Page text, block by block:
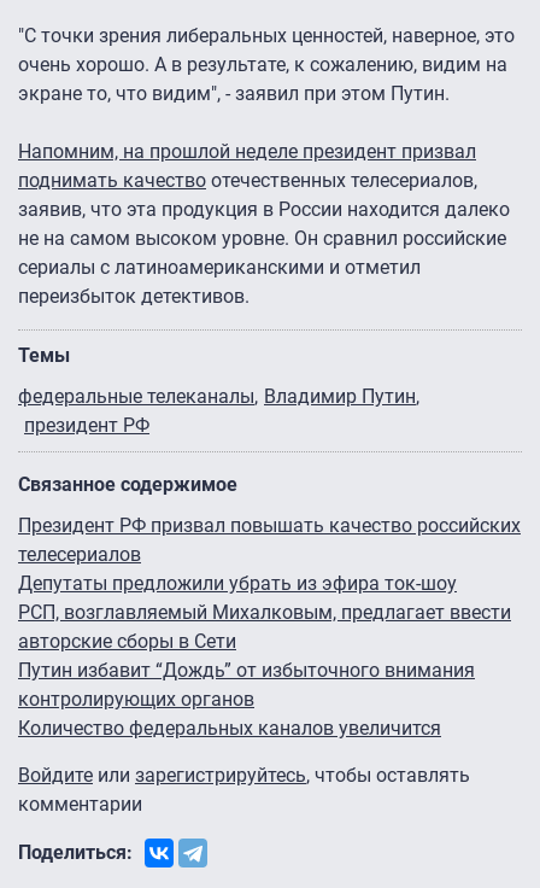
"С точки зрения либеральных ценностей, наверное, это
очень хорошо. А в результате, к сожалению, видим на
экране то, что видим", - заявил при этом Путин.
Напомним, на прошлой неделе президент призвал
поднимать качество отечественных телесериалов,
заявив, что эта продукция в России находится далеко
не на самом высоком уровне. Он сравнил российские
сериалы с латиноамериканскими и отметил
переизбыток детективов.
Темы
федеральные телеканалы Владимир Путин
президент РФ
Связанное содержимое
Президент РФ призвал повышать качество российских
телесериалов
Депутаты предложили убрать из эфира ток-шоу
РСП, возглавляемый Михалковым, предлагает ввести
авторские сборы в Сети
Путин избавит “Дождь” от избыточного внимания
контролирующих органов
Количество федеральных каналов увеличится
Войдите или зарегистрируйтесь, чтобы оставлять
комментарии
Поделиться: